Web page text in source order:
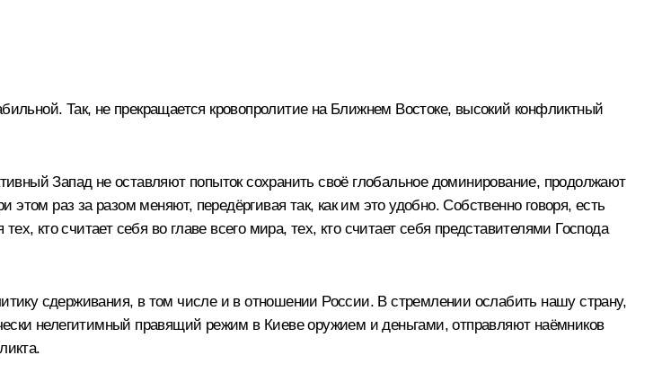
Так, не прекращается кровопролитие на Ближнем Востоке, высокий конфликтный
Запад не оставляют попыток сохранить своё глобальное доминирование, продолжают
раз за разом меняют, передёргивая так, как им это удобно. Собственно говоря, есть
кто считает себя во главе всего мира, тех, кто считает себя представителями Господа
сдерживания, в том числе и в отношении России. В стремлении ослабить нашу страну,
нелегитимный правящий режим в Киеве оружием и деньгами, отправляют наёмников